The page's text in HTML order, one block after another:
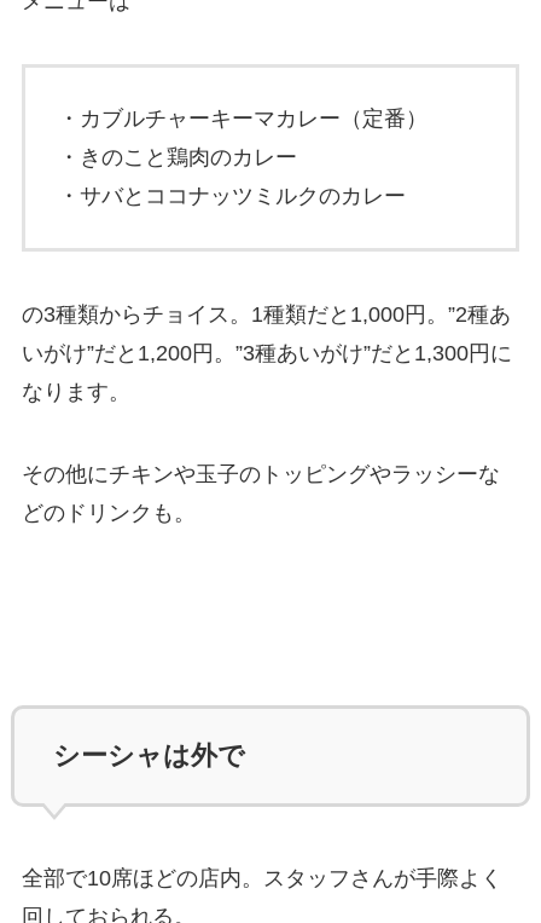
・カブルチャーキーマカレー（定番）
・きのこと鶏肉のカレー
・サバとココナッツミルクのカレー
の3種類からチョイス。1種類だと1,000円。”2種あ
いがけ”だと1,200円。”3種あいがけ”だと1,300円に
なります。
その他にチキンや玉子のトッピングやラッシーな
どのドリンクも。
シーシャは外で
全部で10席ほどの店内。スタッフさんが手際よく
回しておられる。